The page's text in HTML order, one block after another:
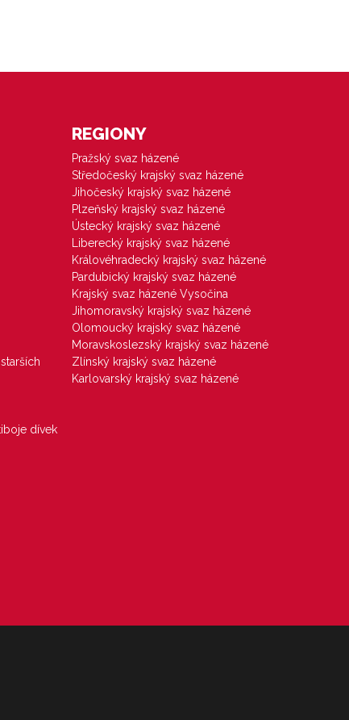
dívek
REGIONY
Pražský svaz házené
Středočeský krajský svaz házené
Jihočeský krajský svaz házené
Plzeňský krajský svaz házené
Ústecký krajský svaz házené
Liberecký krajský svaz házené
Královéhradecký krajský svaz házené
Pardubický krajský svaz házené
Krajský svaz házené Vysočina
Jihomoravský krajský svaz házené
Olomoucký krajský svaz házené
Moravskoslezský krajský svaz házené
Zlínský krajský svaz házené
Karlovarský krajský svaz házené